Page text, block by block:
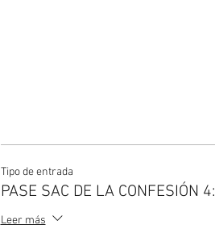
Tipo de entrada
PASE SAC DE LA CONFESIÓN
Leer más